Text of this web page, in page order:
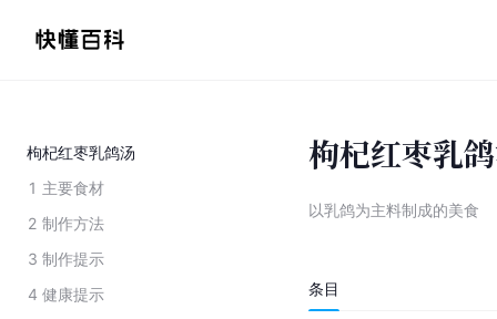
枸杞红枣乳鸽汤
1 主要食材
2 制作方法
3 制作提示
4 健康提示
枸杞红枣乳
以乳鸽为主料制成的美食
条目